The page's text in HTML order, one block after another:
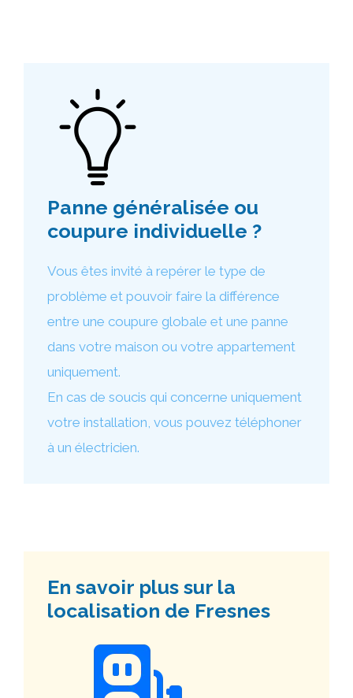
Panne généralisée ou
coupure individuelle ?
Vous êtes invité à repérer le type de
problème et pouvoir faire la différence
entre une coupure globale et une panne
dans votre maison ou votre appartement
uniquement.
En cas de soucis qui concerne uniquement
votre installation, vous pouvez téléphoner
à un électricien.
En savoir plus sur la
localisation de Fresnes